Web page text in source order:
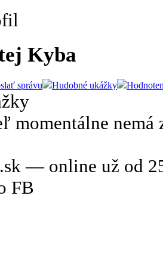
Kyba
správu Hudobné ukážky
momentálne nemá
— online už od
FB